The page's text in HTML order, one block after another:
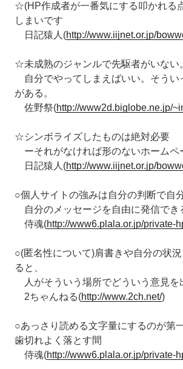
☆(HP作成者が一番気にする叩かれる
しまいです
日記猿人(http://www.iijnet.or.jp/
☆未成熟のジャンルで先駆者がいない
自分でやってしまえばいい。そうい
がある。
佐野祭(http://www2d.biglobe.ne.jp/
☆シンボライズしたものは絶対必要
ーそれがなければ形のないホームペ
日記猿人(http://www.iijnet.or.jp/
○個人サイトの強みは自分の判断で自
自分のメッセージを自由に発信でき
侍魂(http://www6.plala.or.jp/private-
○(匿名性について)肩書きや自分の状
ると、
人がそういう場所でどういう意見を
2ちゃんねる(http://www.2ch.net/)
○あっさり読める文字量にするのが第
歯切れよく落とす間
侍魂(http://www6.plala.or.jp/private-